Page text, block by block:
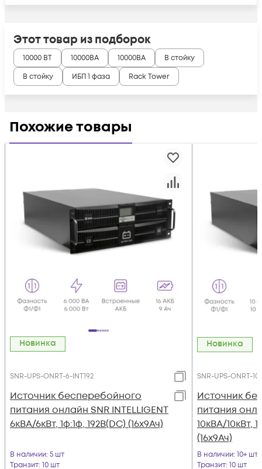
Этот товар из подборок
10000 ВТ 10000ВА 10000ВА
В стойку
В стойку
ИБП 1 фаза Rack Tower
Похожие товары
Новинка
SNR-UPS-ONRT-6-INT192
Источник бесперебойного
питания онлайн SNR INTELLIGENT
6кВА/6кВт, 1ф:1ф, 192В(DC) (16x9Ач)
В наличии: 5 шт
Транзит: 10 шт
Новинка
SNR-UPS-ONRT-
Источник
питания
10кВА/10кВт,
(16x9Ач)
В наличии: 10+ шт
Транзит: 10 шт